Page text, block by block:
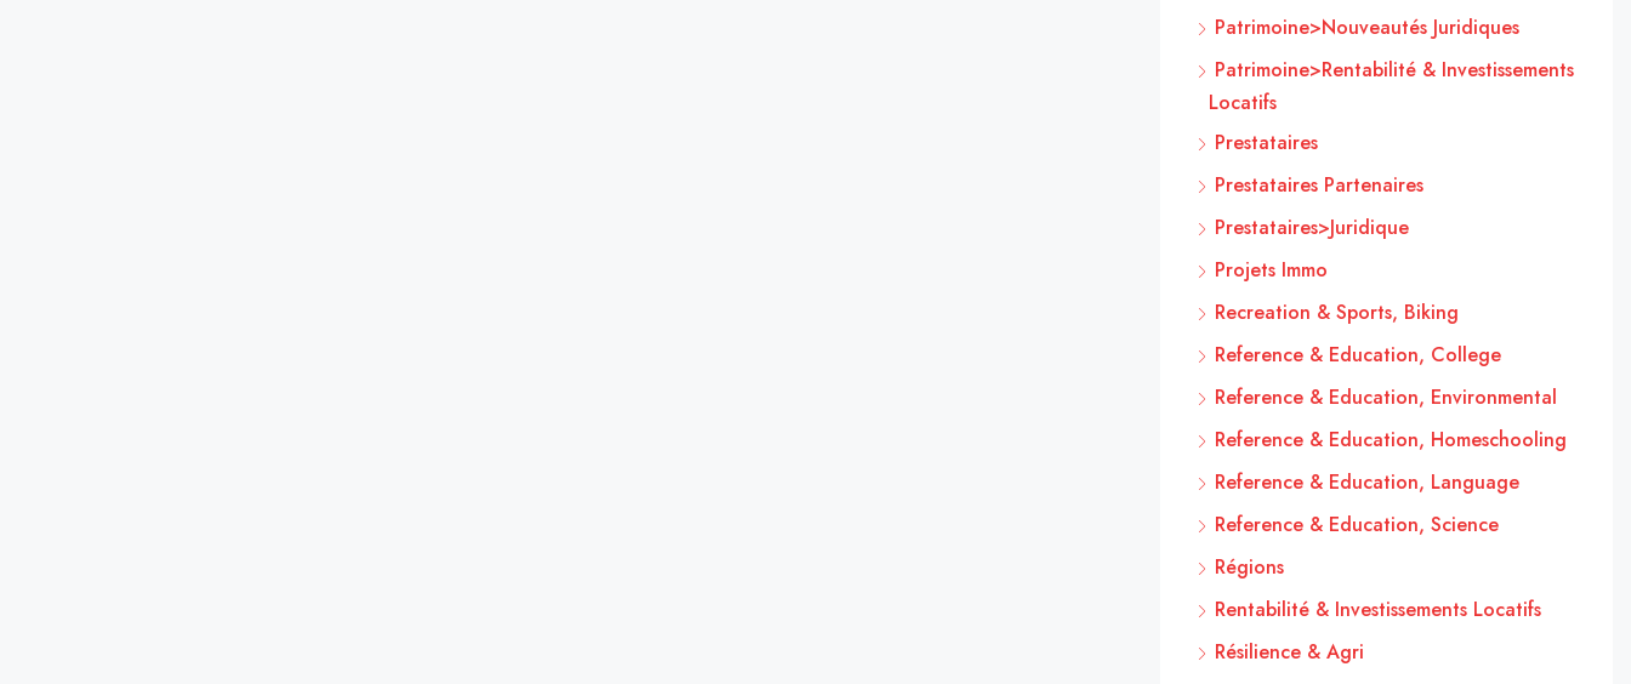
Patrimoine>Nouveautés Juridiques
Patrimoine>Rentabilité & Investissements
Locatifs
Prestataires
Prestataires Partenaires
Prestataires>Juridique
Projets Immo
Recreation & Sports, Biking
Reference & Education, College
Reference & Education, Environmental
Reference & Education, Homeschooling
Reference & Education, Language
Reference & Education, Science
Régions
Rentabilité & Investissements Locatifs
Résilience & Agri